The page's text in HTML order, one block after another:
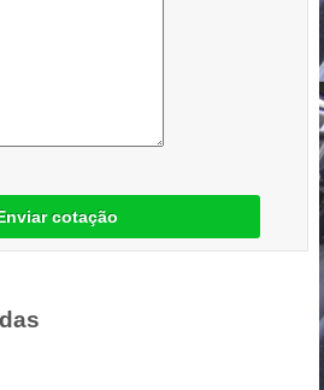
cotação